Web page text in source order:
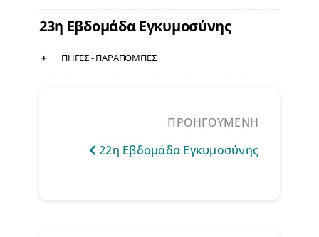
23η Εβδομάδα Εγκυμοσύνης
ΠΗΓΕΣ - ΠΑΡΑΠΟΜΠΕΣ
ΠΡΟΗΓΟΥΜΕΝΗ
22η Εβδομάδα Εγκυμοσύνης